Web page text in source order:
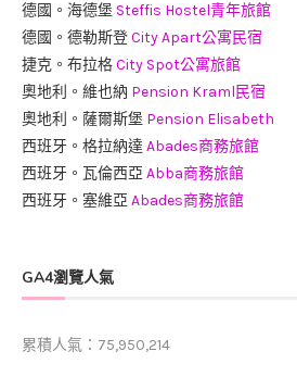
德國。海德堡 Steffis Hostel青年旅館
德國。德勒斯登City Apart公寓民宿
捷克。布拉格City Spot公寓旅館
奧地利。維也納 Pension Kraml民宿
奧地利。薩爾斯堡 Pension Elisabeth
西班牙。格拉納達 Abades商務旅館
西班牙。瓦倫西亞 Abba商務旅館
西班牙。塞維亞 Abades商務旅館
GA4瀏覽人氣
累積人氣：75,950,214